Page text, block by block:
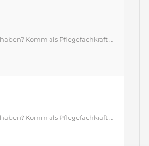
Du möchtest mehr verdienen und trotzdem Zeit für Dein Privatleben haben? Komm als Pflegefachkraft (m/w/d) – Zeitarbeit in Bremen zu EMPLOYA und sichere Dir ab 28 €/Std. plus 2.000 € Willkommensprämie. Top‑Vorteile auf einen Blick ● Ab 28 € brutto pro Stunde – deutlich über vielen klassischen Festanstellungen ● 2.000 € Willkommensprämie – fair und transparent ausgezahlt ● 30 Tage Urlaub plus Urlaubs- und Weihnachtsgeld bis 500 € ● Zuschläge: 100 % Feiertage, 50 % Sonntage, 25 % Nächte, 20 % Sams…
Du möchtest mehr verdienen und trotzdem Zeit für Dein Privatleben haben? Komm als Pflegefachkraft (m/w/d) – Zeitarbeit in Schleswig-Holstein zu EMPLOYA und sichere Dir ab 28 €/Std. plus 2.000 € Willkommensprämie. Top‑Vorteile auf einen Blick ● Ab 28 € brutto pro Stunde – deutlich über vielen klassischen Festanstellungen ● 30 Tage Urlaub plus Urlaubs- und Weihnachtsgeld bis 500 € ● Zuschläge: 100 % Feiertage, 50 % Sonntage, 25 % Nächte, 20 % Samstage, 14,28 % Mehrarbeit ● Auf Wunsch bundesweite …